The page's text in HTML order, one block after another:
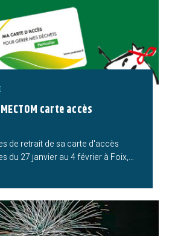
carte accès
de retrait de sa carte d'accès
du 27 janvier au 4 février à Foix,…